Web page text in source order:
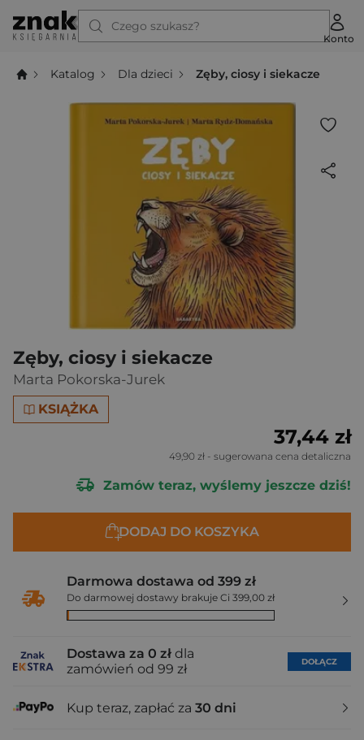
Czego szukasz?
Konto
Katalog Dla dzieci Zęby, ciosy i siekacze
Zęby, ciosy i siekacze
Marta Pokorska-Jurek
KSIĄŻKA
37,44 zł
49,90 zł - sugerowana cena detaliczna
Zamów teraz, wyślemy jeszcze dziś!
DODAJ DO KOSZYKA
Darmowa dostawa od 399 zł
Do darmowej dostawy brakuje Ci 399,00 zł
Dostawa za 0 zł dla
zamówień od 99 zł
DOŁĄCZ
Kup teraz, zapłać za 30 dni